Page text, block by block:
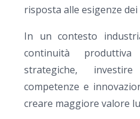
risposta alle esigenze dei
In un contesto
continuità
strategiche,
competenze e
creare maggiore valore